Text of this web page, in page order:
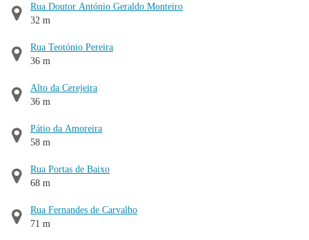
Rua Doutor António Geraldo Monteiro
32 m
Rua Teotónio Pereira
36 m
Alto da Cerejeira
36 m
Pátio da Amoreira
58 m
Rua Portas de Baixo
68 m
Rua Fernandes de Carvalho
71 m